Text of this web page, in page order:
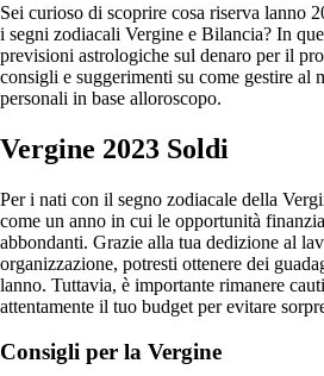
Sei curioso di scoprire cosa riserva lanno
i segni zodiacali Vergine e Bilancia? In
previsioni astrologiche sul denaro per il
consigli e suggerimenti su come gestire al
personali in base alloroscopo.
Vergine 2023 Soldi
Per i nati con il segno zodiacale della
come un anno in cui le opportunità
abbondanti. Grazie alla tua dedizione al
organizzazione, potresti ottenere dei
lanno. Tuttavia, è importante rimanere
attentamente il tuo budget per evitare
Consigli per la Vergine